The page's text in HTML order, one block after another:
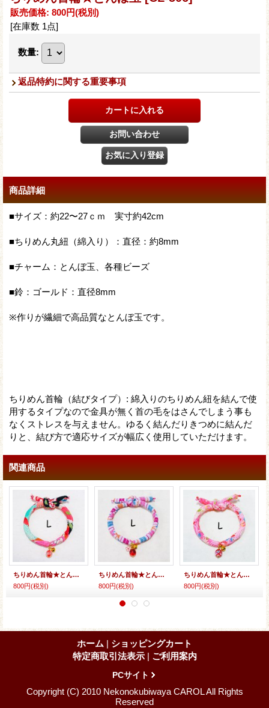
販売価格: 800円(税別)
[在庫数 1点]
数量:
返品特約に関する重要事項
商品詳細
■サイズ：約22〜27ｃｍ 実寸約42cm
■ちりめん丸紐（綿入り）：直径：約8mm
■チャーム：とんぼ玉、各種ビーズ
■鈴：ゴールド：直径8mm
※作りが繊細で高品質なとんぼ玉です。
ちりめん首輪（結びタイプ） : 綿入りのちりめん紐を結んで使
用するタイプなので金具が無く首の毛をはさんでしまう事も
なくストレスを与えません。ゆるく結んだりきつめに結んだ
りと、結び方で適応サイズが幅広く使用していただけます。
関連商品
ちりめん首輪★とんぼ玉
800円(税別)
ちりめん首輪★とんぼ玉＆小花
800円(税別)
ちりめん首輪★とんぼ玉
800円(税別)
ホーム | ショッピングカート
特定商取引法表示 | ご利用案内
PCサイト
Copyright (C) 2010 Nekonokubiwaya CAROL All Rights
Reserved